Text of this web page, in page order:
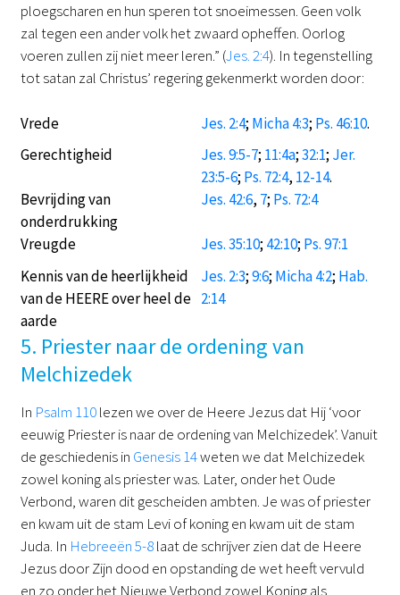
ploegscharen en hun speren tot snoeimessen. Geen volk
zal tegen een ander volk het zwaard opheffen. Oorlog
voeren zullen zij niet meer leren.” (Jes. 2:4). In tegenstelling
tot satan zal Christus’ regering gekenmerkt worden door:
Vrede Jes. 2:4; Micha 4:3; Ps. 46:10.
Gerechtigheid
Jes. 9:5-7; 11:4a;32:1; Jer.
23:5-6; Ps. 72:4, 12-14.
Bevrijding van
onderdrukking
Jes. 42:6, 7; Ps. 72:4
Vreugde Jes. 35:10; 42:10; Ps. 97:1
Kennis van de heerlijkheid
van de HEERE over heel de
aarde
Jes. 2:3;9:6; Micha 4:2; Hab.
2:14
5. Priester naar de ordening van
Melchizedek
In Psalm 110lezen we over de Heere Jezus dat Hij ‘voor
eeuwig Priester is naar de ordening van Melchizedek’. Vanuit
de geschiedenis in Genesis 14weten we dat Melchizedek
zowel koning als priester was. Later, onder het Oude
Verbond, waren dit gescheiden ambten. Je was of priester
en kwam uit de stam Levi of koning en kwam uit de stam
Juda. In Hebreeën 5-8laat de schrijver zien dat de Heere
Jezus door Zijn dood en opstanding de wet heeft vervuld
en zo onder het Nieuwe Verbond zowel Koning als